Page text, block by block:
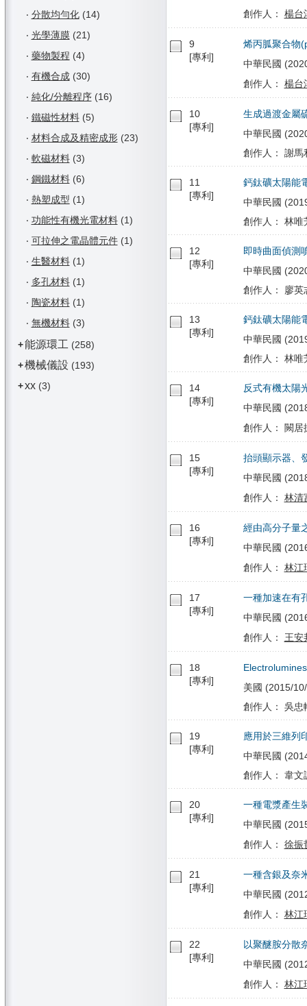
‧ 分散均勻化(14)
‧ 光學薄膜(21)
‧ 藥物製程 (4)
‧ 有機合成(30)
‧ 純化/分離程序(16)
‧ 鐵磁性材料(5)
‧ 材料合成及精密成形(23)
‧ 軟磁材料(3)
‧ 鋼鐵材料(6)
‧ 熱塑成型 (1)
‧ 功能性有機光電材料(1)
‧ 可拉伸之電晶體元件(1)
‧ 生醫材料(1)
‧ 多孔材料(1)
‧ 陶瓷材料(1)
‧ 無機材料(3)
+能源環工 (258)
+機械儀設 (193)
+xx(3)
創作人： 楊台
9
[專利]
烯丙胍聚合物
中華民國
創作人： 楊台
10
[專利]
生成過渡金屬
中華民國
創作人： 謝馬
11
[專利]
鈣鈦礦太陽能
中華民國
創作人： 林唯
12
[專利]
即時曲面偵測
中華民國
創作人： 廖英
13
[專利]
鈣鈦礦太陽能
中華民國
創作人： 林唯
14
[專利]
反式有機太陽
中華民國
創作人： 闕
15
[專利]
抬頭顯示器、
中華民國
創作人： 林清
16
[專利]
經由高分子量
中華民國
創作人： 林江
17
[專利]
一種加速在有
中華民國
創作人： 王安
18
[專利]
美國 (2015/
創作人： 吳忠
19
[專利]
應用於三維列
中華民國
創作人： 韋文
20
[專利]
一種電漿產生
中華民國
創作人： 徐振
21
[專利]
一種含銀及奈
中華民國
創作人： 林江
22
[專利]
以聚醚胺分散
中華民國
創作人： 林江